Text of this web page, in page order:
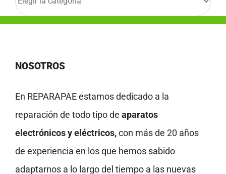
NOSOTROS
En REPARAPAE estamos dedicado a la
reparación de todo tipo de aparatos
electrónicos y eléctricos,con más de 20 años
de experiencia en los que hemos sabido
adaptarnos a lo largo del tiempo a las nuevas